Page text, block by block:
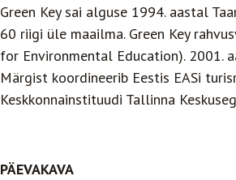
Green Key sai alguse 1994. aastal
60 riigi üle maailma. Green Key
for Environmental Education). 2001.
Märgist koordineerib Eestis EASi
Keskkonnainstituudi Tallinna
PÄEVAKAVA